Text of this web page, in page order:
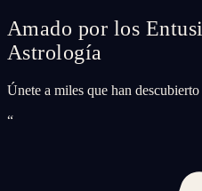
Amado por los
Astrología
Únete a miles que han
“